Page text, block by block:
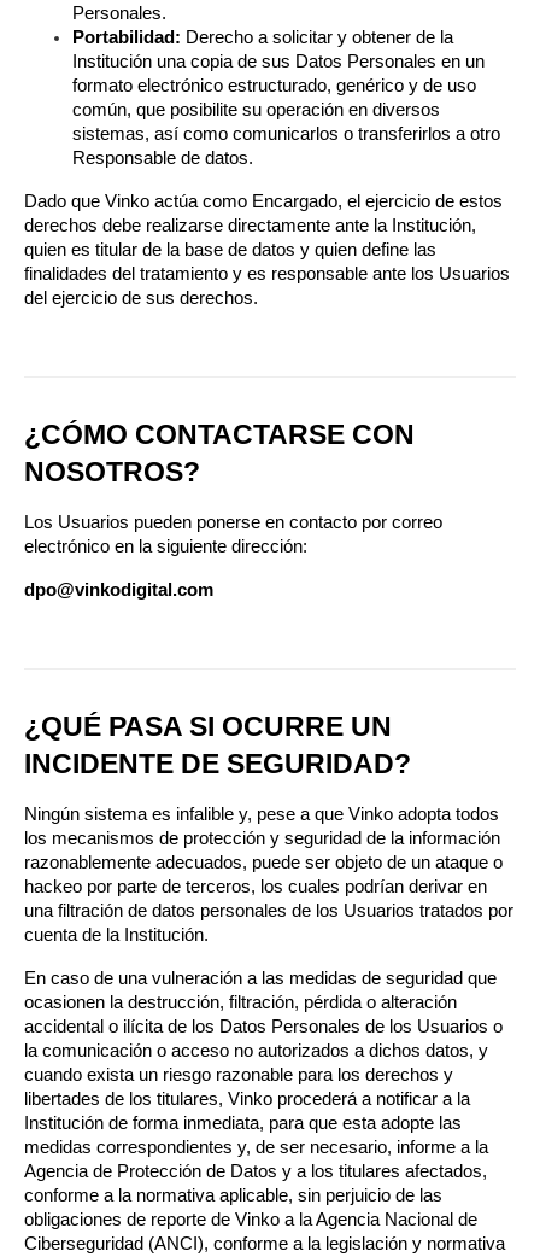
Personales.
Portabilidad: Derecho a solicitar y obtener de la
Institución una copia de sus Datos Personales en un
formato electrónico estructurado, genérico y de uso
común, que posibilite su operación en diversos
sistemas, así como comunicarlos o transferirlos a otro
Responsable de datos.
Dado que Vinko actúa como Encargado, el ejercicio de estos
derechos debe realizarse directamente ante la Institución,
quien es titular de la base de datos y quien define las
finalidades del tratamiento y es responsable ante los Usuarios
del ejercicio de sus derechos.
¿CÓMO CONTACTARSE CON
NOSOTROS?
Los Usuarios pueden ponerse en contacto por correo
electrónico en la siguiente dirección:
dpo@vinkodigital.com
¿QUÉ PASA SI OCURRE UN
INCIDENTE DE SEGURIDAD?
Ningún sistema es infalible y, pese a que Vinko adopta todos
los mecanismos de protección y seguridad de la información
razonablemente adecuados, puede ser objeto de un ataque o
hackeo por parte de terceros, los cuales podrían derivar en
una filtración de datos personales de los Usuarios tratados por
cuenta de la Institución.
En caso de una vulneración a las medidas de seguridad que
ocasionen la destrucción, filtración, pérdida o alteración
accidental o ilícita de los Datos Personales de los Usuarios o
la comunicación o acceso no autorizados a dichos datos, y
cuando exista un riesgo razonable para los derechos y
libertades de los titulares, Vinko procederá a notificar a la
Institución de forma inmediata, para que esta adopte las
medidas correspondientes y, de ser necesario, informe a la
Agencia de Protección de Datos y a los titulares afectados,
conforme a la normativa aplicable, sin perjuicio de las
obligaciones de reporte de Vinko a la Agencia Nacional de
Ciberseguridad (ANCI), conforme a la legislación y normativa